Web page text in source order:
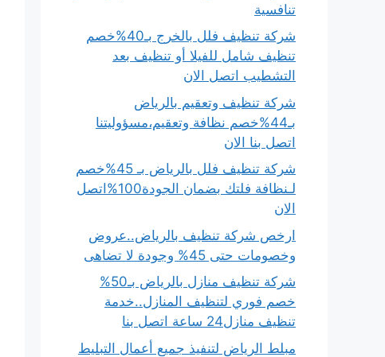
تنافسية
شركة تنظيف فلل بالخرج بـ40%خصم
تنظيف شامل للفيلا أو تنظيف بعد
التشطيب اتصل الان
شركة تنظيف وتعقيم بالرياض
بـ44%خصم نظافة وتعقيم،مسؤوليتنا
اتصل بنا الان
شركة تنظيف فلل بالرياض بـ 45%خصم
لـنظافة فلتك بضمان الجودة100%اتصل
الان
ارخص شركة تنظيف بالرياض..عروض
وخصومات حتى 45% وجودة لا تضاهى
شركة تنظيف منازل بالرياض بـ50%
خصم فوري لتنظيف المنازل..خدمة
تنظيف منازل24 ساعة اتصل بنا
مبلط الرياض لتنفيذ جميع أعمال التبليط